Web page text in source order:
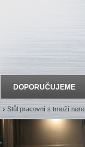
DOPORUČUJEME
Stůl pracovní s trnoží